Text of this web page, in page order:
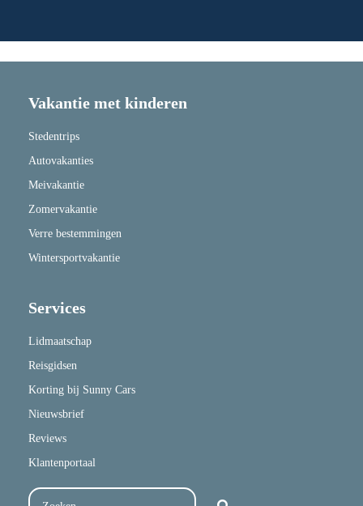
Vakantie met kinderen
Stedentrips
Autovakanties
Meivakantie
Zomervakantie
Verre bestemmingen
Wintersportvakantie
Services
Lidmaatschap
Reisgidsen
Korting bij Sunny Cars
Nieuwsbrief
Reviews
Klantenportaal